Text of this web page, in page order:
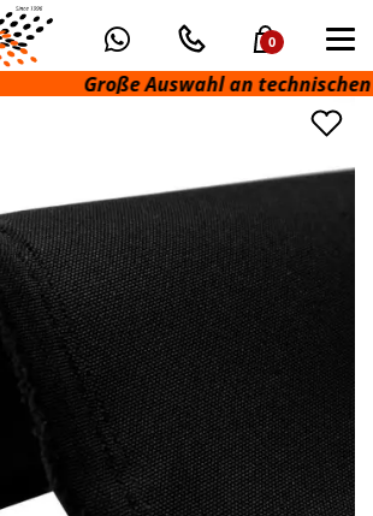
0
Große Auswahl an technischen